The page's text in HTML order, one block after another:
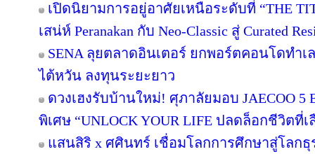
เปิดนิยามการอยู่อาศัยเหนือระดับที่ “THE
เสน่ห์ Peranakan กับ Neo-Classic สู่ Curated
SENA ลุยตลาดอินเตอร์ ยกพอร์ตคอนโดทำเ
ไต้หวัน ลงทุนระยะยาว
ดวงเฮงรับบ้านใหม่! ศุภาลัยมอบ JAECOO
พิเศษ “UNLOCK YOUR LIFE ปลดล็อกชีวิตที่เ
แสนสิริ x ศศินทร์ เชื่อมโลกการศึกษาสู่โลกธุ